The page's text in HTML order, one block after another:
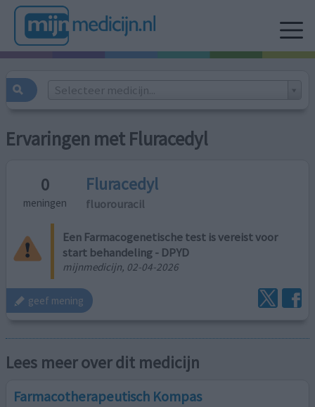
Selecteer medicijn...
Ervaringen met Fluracedyl
0
meningen
Fluracedyl
fluorouracil
Een Farmacogenetische test is vereist voor
start behandeling - DPYD
mijnmedicijn, 02-04-2026
geef mening
Lees meer over dit medicijn
Farmacotherapeutisch Kompas